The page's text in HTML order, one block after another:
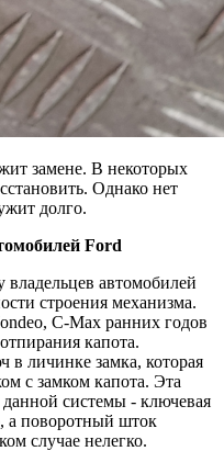
замене. В некоторых
Однако нет
долго.
Ford
владельцев автомобилей
строения механизма.
C-Max ранних годов
капота.
в личинке замка, которая
с замком капота. Эта
системы - ключевая
а поворотный шток
случае нелегко.